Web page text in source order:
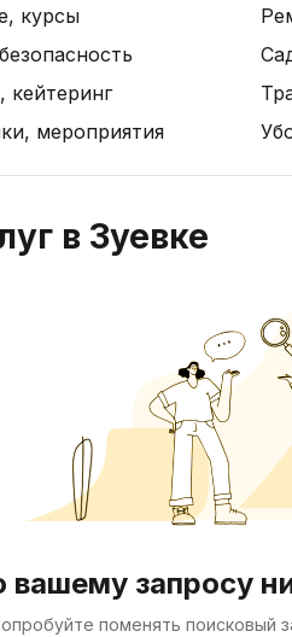
курсы
кейтеринг
мероприятия
в Зуевке
вашему запросу
поменять поисковый